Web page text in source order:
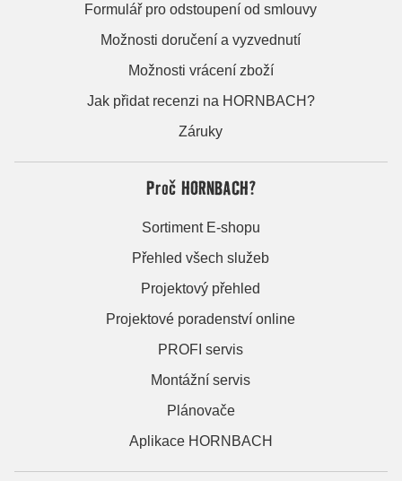
Formulář pro odstoupení od smlouvy
Možnosti doručení a vyzvednutí
Možnosti vrácení zboží
Jak přidat recenzi na HORNBACH?
Záruky
Proč HORNBACH?
Sortiment E-shopu
Přehled všech služeb
Projektový přehled
Projektové poradenství online
PROFI servis
Montážní servis
Plánovače
Aplikace HORNBACH